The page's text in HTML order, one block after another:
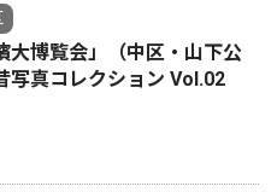
大博覧会」（中区・山下公
真コレクション Vol.02